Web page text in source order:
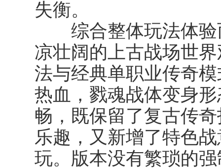
失衡。
综合整体玩法体验
凉壮阔的上古战场世
法与经典单职业传奇
热血，戮魂战体变身
畅，既保留了复古传
乐趣，又新增了特色
玩。版本没有繁琐的